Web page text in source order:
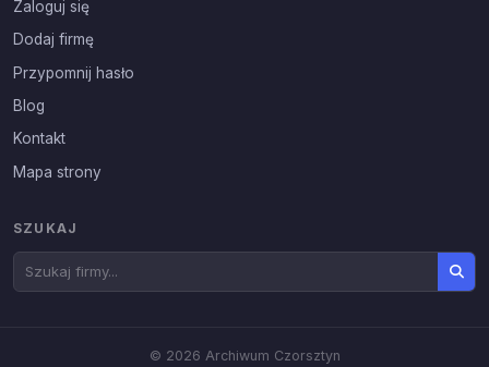
Zaloguj się
Dodaj firmę
Przypomnij hasło
Blog
Kontakt
Mapa strony
SZUKAJ
© 2026 Archiwum Czorsztyn